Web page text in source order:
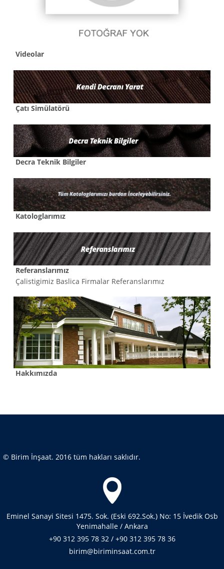
Videolar
Çatı Simülatörü
Decra Teknik Bilgiler
Katologlarımız
Referanslarımız
Çalistigimiz Baslica Firmalar Referanslarımız
Hakkımızda
© Birim İnşaat. 2016 tüm hakları saklıdır.
Eminel Sanayi Sitesi 1475. Sok. (Eski 692.Sok.) No: 15 İvedik Osb
Yenimahalle / Ankara
+90 312 395 78 32 / +90 312 395 78 36
birim@biriminsaat.com.tr